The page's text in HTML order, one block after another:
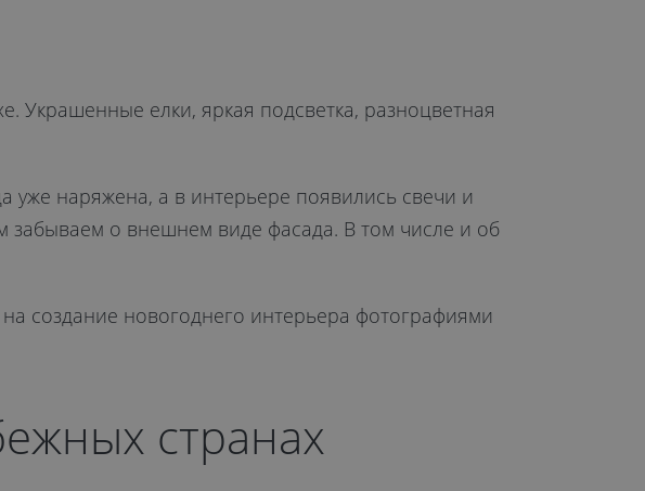
Украшенные елки, яркая подсветка, разноцветная
уже наряжена, а в интерьере появились свечи и
о внешнем виде фасада. В том числе и об
создание новогоднего интерьера фотографиями
странах